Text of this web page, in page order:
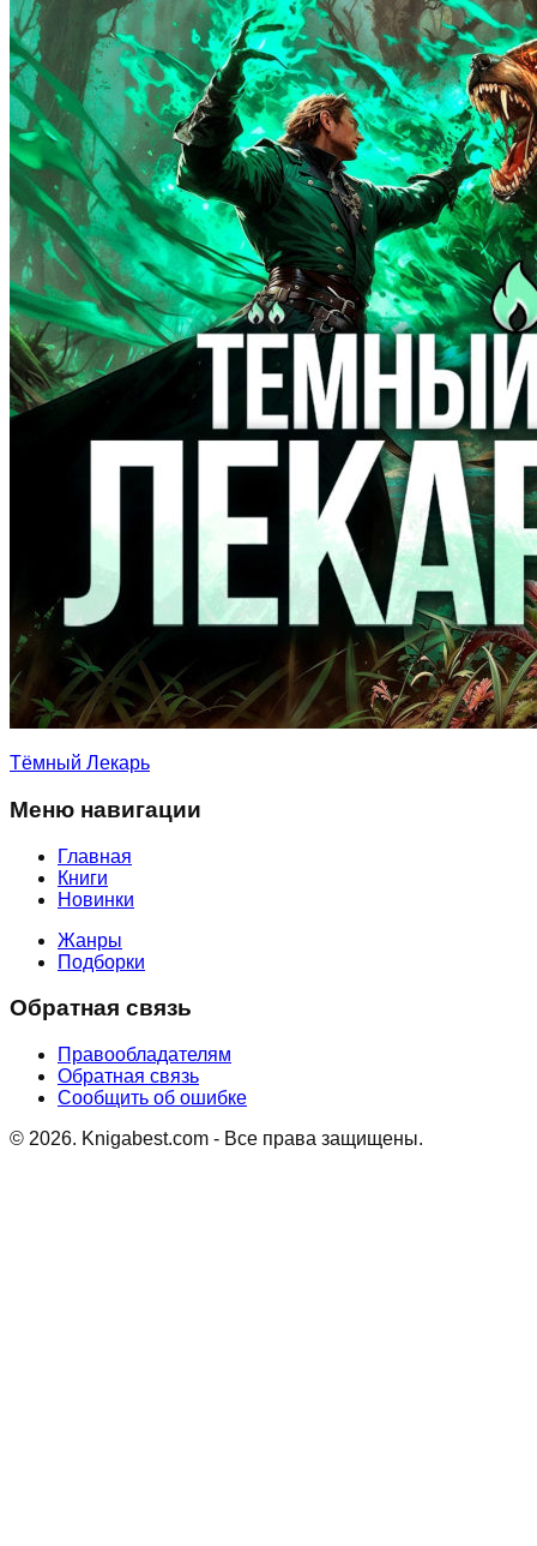
Тёмный Лекарь
Меню навигации
Главная
Книги
Новинки
Жанры
Подборки
Обратная связь
Правообладателям
Обратная связь
Сообщить об ошибке
© 2026. Knigabest.com - Все права защищены.